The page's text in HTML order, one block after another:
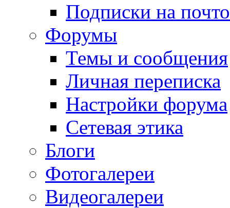
Подписки на
Форумы
Темы и сообщения
Личная переписка
Настройки форума
Сетевая этика
Блоги
Фотогалереи
Видеогалереи